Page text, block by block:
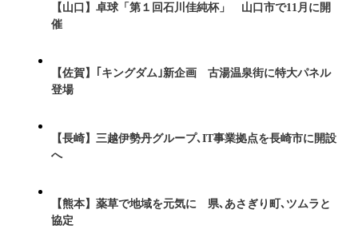
【山口】卓球「第１回石川佳純杯」 山口市で11月に開
催
【佐賀】｢キングダム｣新企画 古湯温泉街に特大パネル
登場
【長崎】三越伊勢丹グループ､IT事業拠点を長崎市に開設
へ
【熊本】薬草で地域を元気に 県､あさぎり町､ツムラと
協定